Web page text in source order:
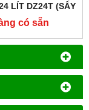
LÍT DZ24T (SẤY
CHƯƠNG
VÀ CHU TRÌNH)
có sẵn